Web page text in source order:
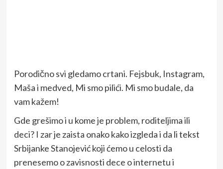
Porodično svi gledamo crtani. Fejsbuk, Instagram,
Maša i medved, Mi smo pilići. Mi smo budale, da
vam kažem!
Gde grešimo i u kome je problem, roditeljima ili
deci? I zar je zaista onako kako izgleda i da li tekst
Srbijanke Stanojević koji ćemo u celosti da
prenesemo o zavisnosti dece o internetu i